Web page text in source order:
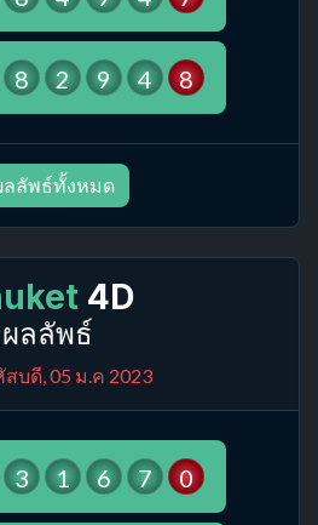
8 2 9 4 8
ลลัพธ์ทั้งหมด
4D
ผลลัพธ์
บดี, 05 ม.ค 2023
3 1 6 7 0